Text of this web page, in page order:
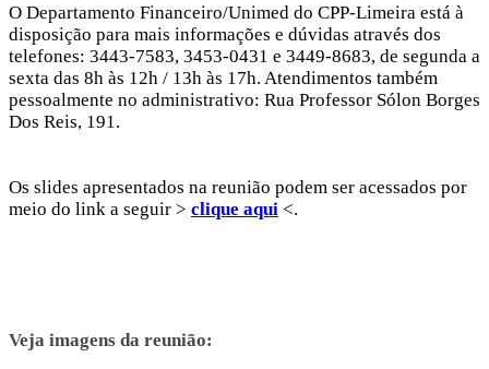
O Departamento Financeiro/Unimed do CPP-Limeira está à
disposição para mais informações e dúvidas através dos
telefones: 3443-7583, 3453-0431 e 3449-8683, de segunda a
sexta das 8h às 12h / 13h às 17h. Atendimentos também
pessoalmente no administrativo: Rua Professor Sólon Borges
Dos Reis, 191.
Os slides apresentados na reunião podem ser acessados por
meio do link a seguir > clique aqui <.
Veja imagens da reunião: